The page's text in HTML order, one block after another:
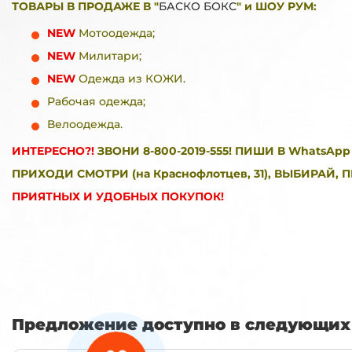
ТОВАРЫ В ПРОДАЖЕ В "БАСКО БОКС" и ШОУ РУМ:
NEW Мотоодежда;
NEW Милитари;
NEW Одежда из КОЖИ.
Рабочая одежда;
Велоодежда.
ИНТЕРЕСНО?! ЗВОНИ 8-800-2019-555! ПИШИ В WhatsApp
ПРИХОДИ СМОТРИ (на Краснофлотцев, 31), ВЫБИРАЙ,
ПРИЯТНЫХ И УДОБНЫХ ПОКУПОК!
Предложение доступно в следующих